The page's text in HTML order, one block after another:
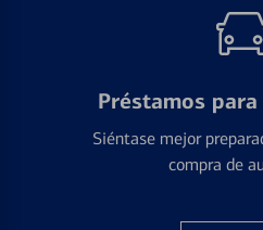
Préstamos
Siéntase mejor
compra de